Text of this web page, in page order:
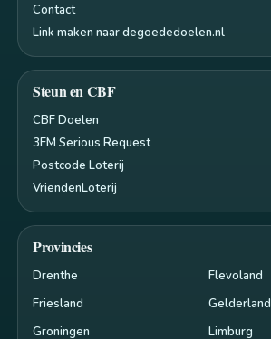
Contact
Link maken naar degoededoelen.nl
Steun en CBF
CBF Doelen
3FM Serious Request
Postcode Loterij
VriendenLoterij
Provincies
Drenthe
Flevoland
Friesland
Gelderland
Groningen
Limburg